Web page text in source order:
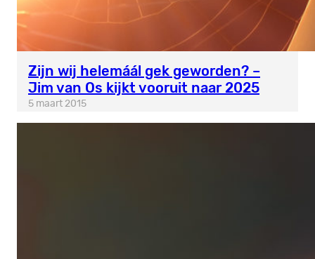
Zijn wij helemáál gek geworden? –
Jim van Os kijkt vooruit naar 2025
5 maart 2015